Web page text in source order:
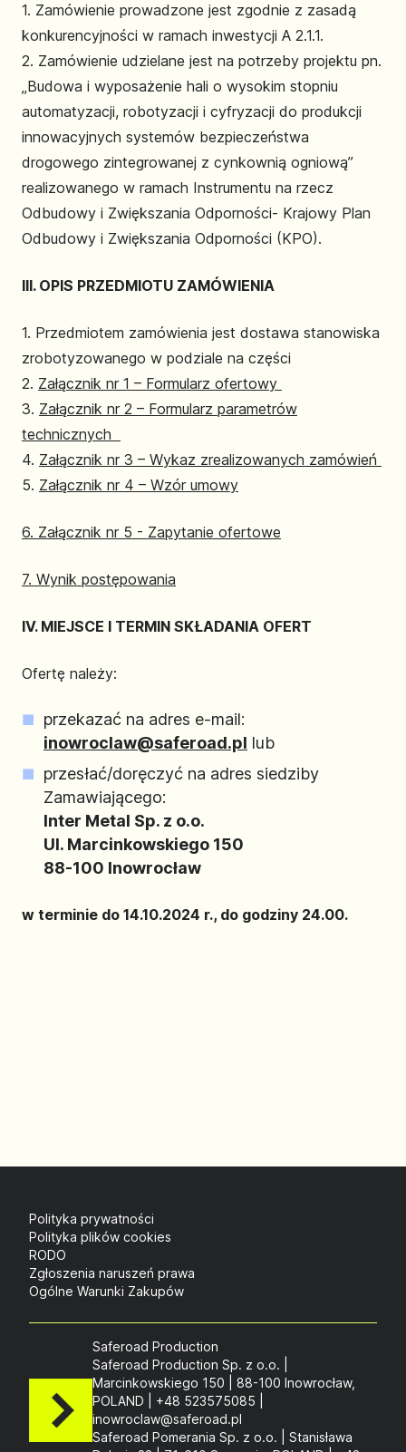
1. Zamówienie prowadzone jest zgodnie z zasadą
konkurencyjności w ramach inwestycji A 2.1.1.
2. Zamówienie udzielane jest na potrzeby projektu pn.
„Budowa i wyposażenie hali o wysokim stopniu
automatyzacji, robotyzacji i cyfryzacji do produkcji
innowacyjnych systemów bezpieczeństwa
drogowego zintegrowanej z cynkownią ogniową”
realizowanego w ramach Instrumentu na rzecz
Odbudowy i Zwiększania Odporności- Krajowy Plan
Odbudowy i Zwiększania Odporności (KPO).
III. OPIS PRZEDMIOTU ZAMÓWIENIA
1. Przedmiotem zamówienia jest dostawa stanowiska
zrobotyzowanego w podziale na części
2. Załącznik nr 1 – Formularz ofertowy
3. Załącznik nr 2 – Formularz parametrów
technicznych
4. Załącznik nr 3 – Wykaz zrealizowanych zamówień
5. Załącznik nr 4 – Wzór umowy
6. Załącznik nr 5 - Zapytanie ofertowe
7. Wynik postępowania
IV. MIEJSCE I TERMIN SKŁADANIA OFERT
Ofertę należy:
przekazać na adres e-mail:
inowroclaw@saferoad.pl lub
przesłać/doręczyć na adres siedziby
Zamawiającego:
Inter Metal Sp. z o.o.
Ul. Marcinkowskiego 150
88-100 Inowrocław
w terminie do 14.10.2024 r., do godziny 24.00.
Polityka prywatności
Polityka plików cookies
RODO
Zgłoszenia naruszeń prawa
Ogólne Warunki Zakupów
Saferoad Production
Saferoad Production Sp. z o.o. |
Marcinkowskiego 150 | 88-100 Inowrocław,
POLAND | +48 523575085 |
inowroclaw@saferoad.pl
Saferoad Pomerania Sp. z o.o. | Stanisława